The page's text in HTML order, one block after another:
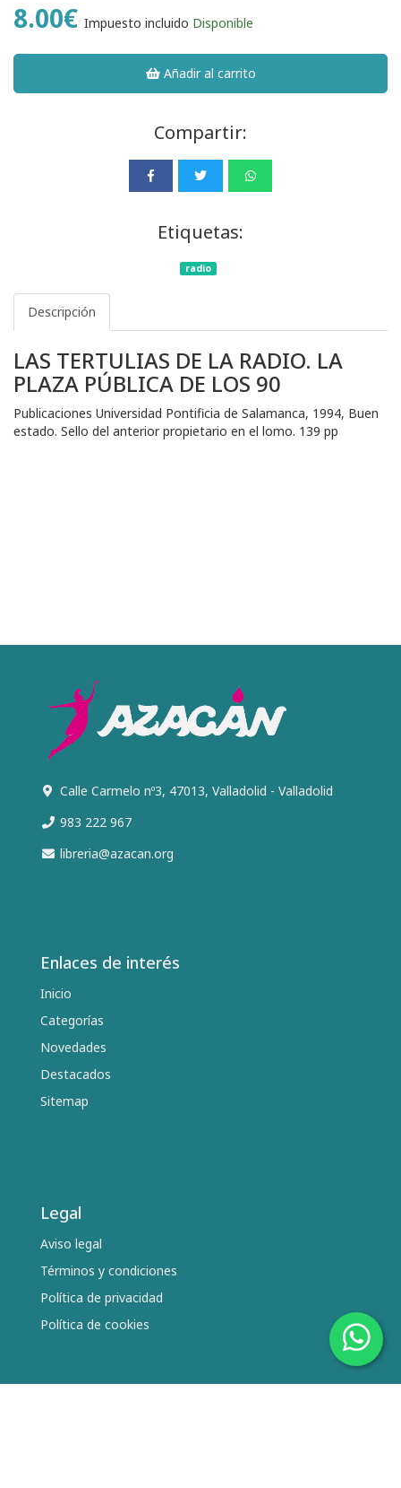
8.00€ Impuesto incluido Disponible
Añadir al carrito
Compartir:
Etiquetas:
radio
Descripción
LAS TERTULIAS DE LA RADIO. LA
PLAZA PÚBLICA DE LOS 90
Publicaciones Universidad Pontificia de Salamanca, 1994, Buen
estado. Sello del anterior propietario en el lomo. 139 pp
Calle Carmelo nº3, 47013, Valladolid - Valladolid
983 222 967
libreria@azacan.org
Enlaces de interés
Inicio
Categorías
Novedades
Destacados
Sitemap
Legal
Aviso legal
Términos y condiciones
Política de privacidad
Política de cookies